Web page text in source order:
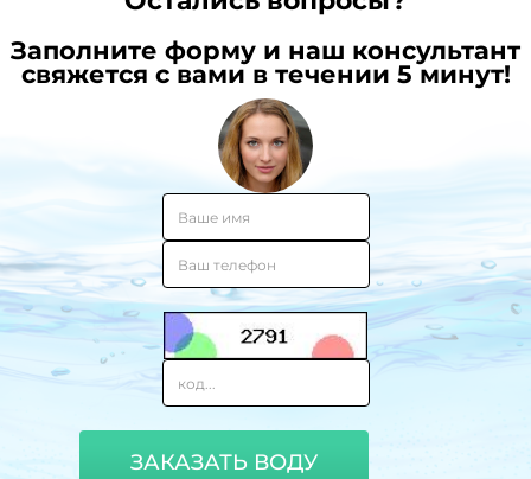
Заполните форму и наш консультант
свяжется с вами в течении 5 минут!
ЗАКАЗАТЬ ВОДУ